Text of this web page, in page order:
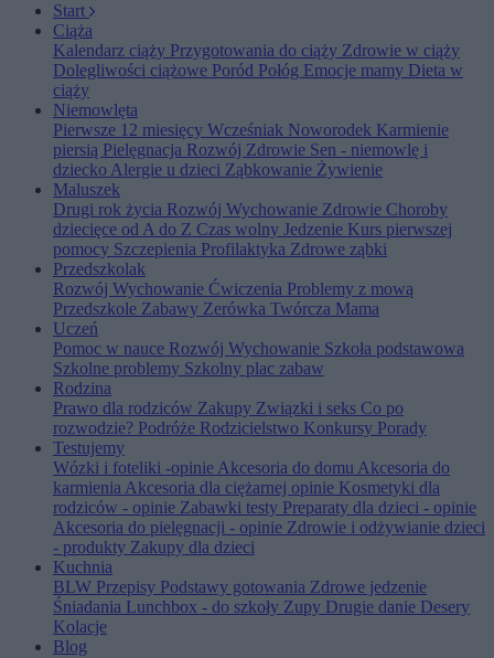
Start
Ciąża
Kalendarz ciąży Przygotowania do ciąży Zdrowie w ciąży
Dolegliwości ciążowe Poród Połóg Emocje mamy Dieta w
ciąży
Niemowlęta
Pierwsze 12 miesięcy Wcześniak Noworodek Karmienie
piersią Pielęgnacja Rozwój Zdrowie Sen - niemowlę i
dziecko Alergie u dzieci Ząbkowanie Żywienie
Maluszek
Drugi rok życia Rozwój Wychowanie Zdrowie Choroby
dziecięce od A do Z Czas wolny Jedzenie Kurs pierwszej
pomocy Szczepienia Profilaktyka Zdrowe ząbki
Przedszkolak
Rozwój Wychowanie Ćwiczenia Problemy z mową
Przedszkole Zabawy Zerówka Twórcza Mama
Uczeń
Pomoc w nauce Rozwój Wychowanie Szkoła podstawowa
Szkolne problemy Szkolny plac zabaw
Rodzina
Prawo dla rodziców Zakupy Związki i seks Co po
rozwodzie? Podróże Rodzicielstwo Konkursy Porady
Testujemy
Wózki i foteliki -opinieAkcesoria do domu Akcesoria do
karmieniaAkcesoria dla ciężarnej opinie Kosmetyki dla
rodziców - opinie Zabawki testy Preparaty dla dzieci - opinie
Akcesoria do pielęgnacji - opinie Zdrowie i odżywianie dzieci
- produkty Zakupy dla dzieci
Kuchnia
BLW Przepisy Podstawy gotowania Zdrowe jedzenie
Śniadania Lunchbox - do szkoły Zupy Drugie danie Desery
Kolacje
Blog